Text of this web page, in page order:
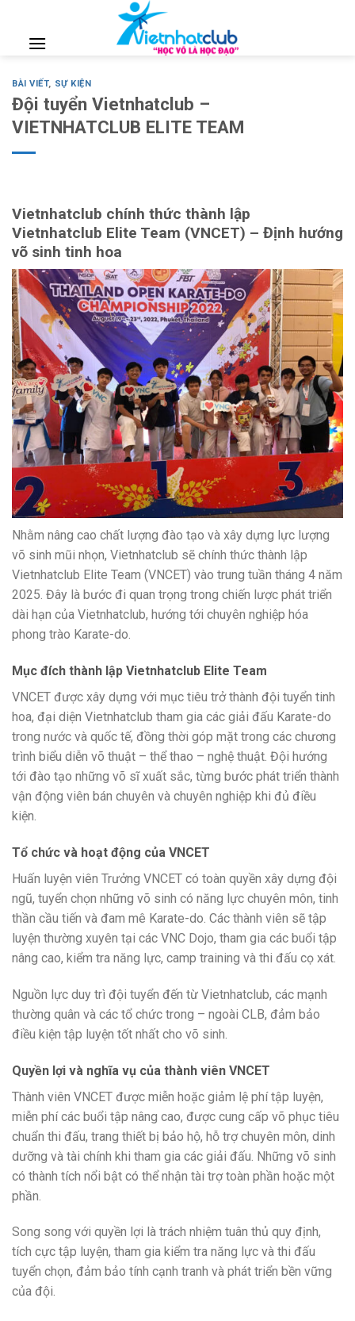
content
BÀI VIẾT, SỰ KIỆN
Đội tuyển Vietnhatclub –
VIETNHATCLUB ELITE TEAM
Vietnhatclub chính thức thành lập
Vietnhatclub Elite Team (VNCET) – Định hướng
võ sinh tinh hoa
Nhằm nâng cao chất lượng đào tạo và xây dựng lực lượng
võ sinh mũi nhọn, Vietnhatclub sẽ chính thức thành lập
Vietnhatclub Elite Team (VNCET) vào trung tuần tháng 4 năm
2025. Đây là bước đi quan trọng trong chiến lược phát triển
dài hạn của Vietnhatclub, hướng tới chuyên nghiệp hóa
phong trào Karate-do.
Mục đích thành lập Vietnhatclub Elite Team
VNCET được xây dựng với mục tiêu trở thành đội tuyển tinh
hoa, đại diện Vietnhatclub tham gia các giải đấu Karate-do
trong nước và quốc tế, đồng thời góp mặt trong các chương
trình biểu diễn võ thuật – thể thao – nghệ thuật. Đội hướng
tới đào tạo những võ sĩ xuất sắc, từng bước phát triển thành
vận động viên bán chuyên và chuyên nghiệp khi đủ điều
kiện.
Tổ chức và hoạt động của VNCET
Huấn luyện viên Trưởng VNCET có toàn quyền xây dựng đội
ngũ, tuyển chọn những võ sinh có năng lực chuyên môn, tinh
thần cầu tiến và đam mê Karate-do. Các thành viên sẽ tập
luyện thường xuyên tại các VNC Dojo, tham gia các buổi tập
nâng cao, kiểm tra năng lực, camp training và thi đấu cọ xát.
Nguồn lực duy trì đội tuyển đến từ Vietnhatclub, các mạnh
thường quân và các tổ chức trong – ngoài CLB, đảm bảo
điều kiện tập luyện tốt nhất cho võ sinh.
Quyền lợi và nghĩa vụ của thành viên VNCET
Thành viên VNCET được miễn hoặc giảm lệ phí tập luyện,
miễn phí các buổi tập nâng cao, được cung cấp võ phục tiêu
chuẩn thi đấu, trang thiết bị bảo hộ, hỗ trợ chuyên môn, dinh
dưỡng và tài chính khi tham gia các giải đấu. Những võ sinh
có thành tích nổi bật có thể nhận tài trợ toàn phần hoặc một
phần.
Song song với quyền lợi là trách nhiệm tuân thủ quy định,
tích cực tập luyện, tham gia kiểm tra năng lực và thi đấu
tuyển chọn, đảm bảo tính cạnh tranh và phát triển bền vững
của đội.